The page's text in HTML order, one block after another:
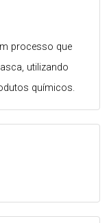
processo que
utilizando
químicos.